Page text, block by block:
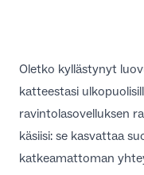
Oletko kyllästynyt
katteestasi
ravintolasovelluksen
käsiisi: se kasvattaa
katkeamattoman